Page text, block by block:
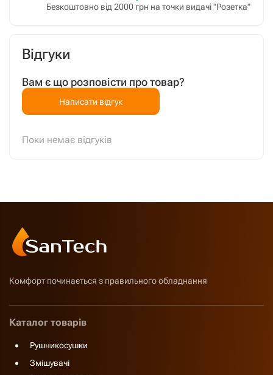
Безкоштовно від 2000 грн на точки видачі "Розетка"
Відгуки
Вам є що розповісти про товар?
Написати відгук
Поки немає відгуків
Комфорт починається з правильного обладнання
Каталог товарів
Рушникосушки
Змішувачі